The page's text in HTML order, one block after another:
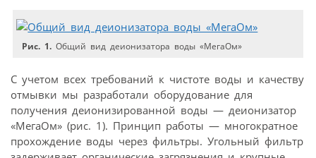
Рис. 1. Общий вид деионизатора воды «МегаОм»
С учетом всех требований к чистоте воды и качеству
отмывки мы разработали оборудование для
получения деионизированной воды — деионизатор
«МегаОм» (рис. 1). Принцип работы — многократное
прохождение воды через фильтры. Угольный фильтр